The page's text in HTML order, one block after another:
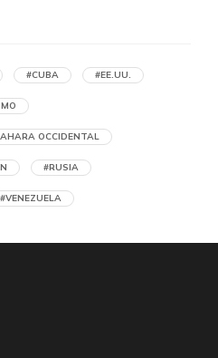
con un solo
#CUBA #EE.UU.
OCCIDENTAL
#RUSIA
#VENEZUELA